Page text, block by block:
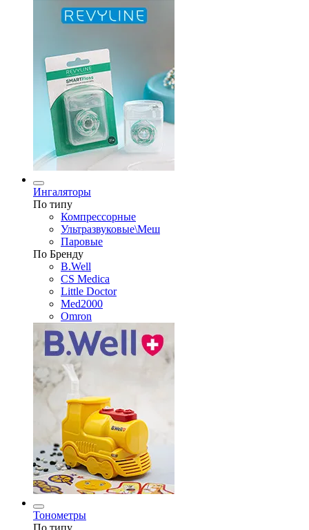
Ингаляторы
По типу
Компрессорные
Ультразвуковые\Меш
Паровые
По Бренду
B.Well
CS Medica
Little Doctor
Med2000
Omron
Тонометры